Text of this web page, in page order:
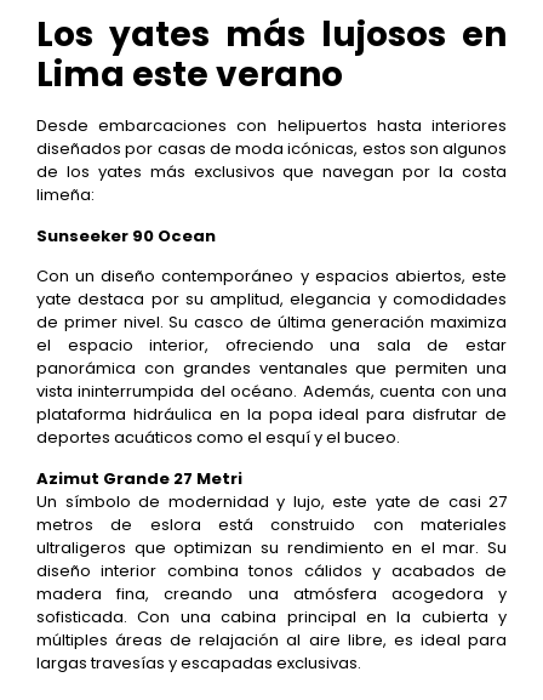
Los yates más lujosos en
Lima este verano
Desde embarcaciones con helipuertos hasta interiores
diseñados por casas de moda icónicas, estos son algunos
de los yates más exclusivos que navegan por la costa
limeña:
Sunseeker 90 Ocean
Con un diseño contemporáneo y espacios abiertos, este
yate destaca por su amplitud, elegancia y comodidades
de primer nivel. Su casco de última generación maximiza
el espacio interior, ofreciendo una sala de estar
panorámica con grandes ventanales que permiten una
vista ininterrumpida del océano. Además, cuenta con una
plataforma hidráulica en la popa ideal para disfrutar de
deportes acuáticos como el esquí y el buceo.
Azimut Grande 27 Metri
Un símbolo de modernidad y lujo, este yate de casi 27
metros de eslora está construido con materiales
ultraligeros que optimizan su rendimiento en el mar. Su
diseño interior combina tonos cálidos y acabados de
madera fina, creando una atmósfera acogedora y
sofisticada. Con una cabina principal en la cubierta y
múltiples áreas de relajación al aire libre, es ideal para
largas travesías y escapadas exclusivas.